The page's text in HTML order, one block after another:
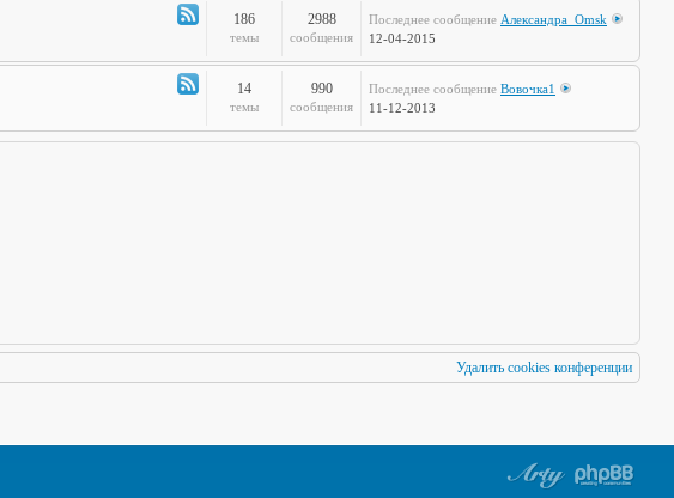
Стальная
Канал
-
186
темы
2988
сообщения
Последнее сообщение Александра_Omsk
12-04-2015
Канал
-
14
темы
990
сообщения
Последнее сообщение Вовочка1
11-12-2013
Удалить cookies конференции